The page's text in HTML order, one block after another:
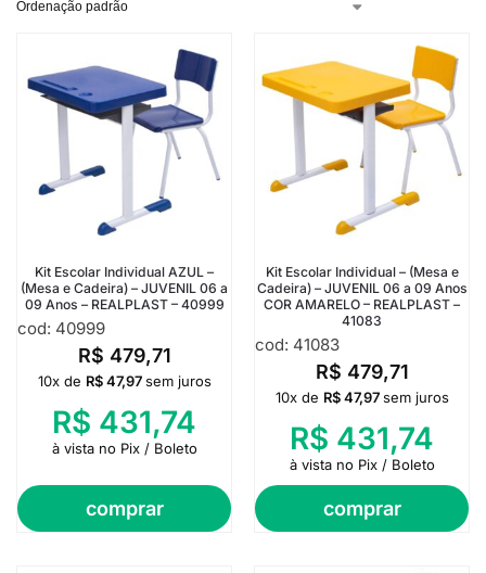
Kit Escolar Individual AZUL –
(Mesa e Cadeira) – JUVENIL 06 a
09 Anos – REALPLAST – 40999
cod: 40999
R$ 479,71
comprar
10x de R$47,97 sem juros
R$ 431,74
à vista no Pix / Boleto
Kit Escolar Individual – (Mesa e
Cadeira) – JUVENIL 06 a 09 Anos
COR AMARELO – REALPLAST –
41083
cod: 41083
R$ 479,71
comprar
10x de R$47,97 sem juros
R$ 431,74
à vista no Pix / Boleto